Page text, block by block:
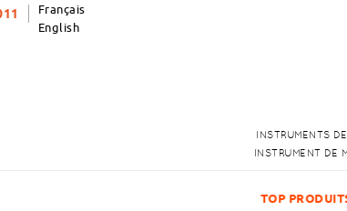
Français
English
INSTRUMENTS
INSTRUMENT DE
TOP PRODUITS DU MOIS : NOUVEL ARRIVAGE